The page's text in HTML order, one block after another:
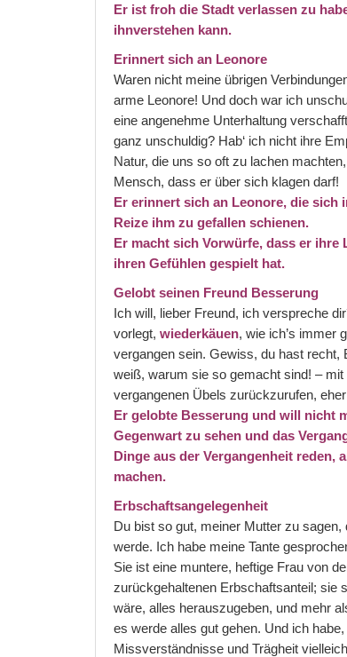
Er ist froh die Stadt verlassen zu
ihnverstehen kann.
Erinnert sich an Leonore
Waren nicht meine übrigen
arme Leonore! Und doch war ich
eine angenehme Unterhaltung
ganz unschuldig? Hab‘ ich nicht ihre
Natur, die uns so oft zu lachen
Mensch, dass er über sich klagen darf!
Er erinnert sich an Leonore, die sich
Reize ihm zu gefallen schienen.
Er macht sich Vorwürfe, dass er
ihren Gefühlen gespielt hat.
Gelobt seinen Freund Besserung
Ich will, lieber Freund, ich verspreche
vorlegt, wiederkäuen, wie ich’s immer
vergangen sein. Gewiss, du hast
weiß, warum sie so gemacht sind! – mit
vergangenen Übels zurückzurufen,
Er gelobte Besserung und will nicht
Gegenwart zu sehen und das
Dinge aus der Vergangenheit reden,
machen.
Erbschaftsangelegenheit
Du bist so gut, meiner Mutter zu
werde. Ich habe meine Tante
Sie ist eine muntere, heftige Frau von
zurückgehaltenen Erbschaftsanteil; sie
wäre, alles herauszugeben, und mehr
es werde alles gut gehen. Und ich
Missverständnisse und Trägheit